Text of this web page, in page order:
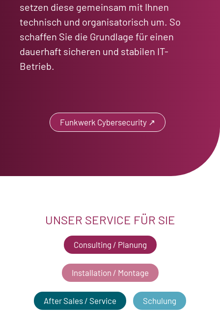
setzen diese gemeinsam mit Ihnen
technisch und organisatorisch um. So
schaffen Sie die Grundlage für einen
dauerhaft sicheren und stabilen IT-
Betrieb.
Funkwerk Cybersecurity ↗
UNSER SERVICE FÜR SIE
Consulting / Planung
Installation / Montage
After Sales / Service Schulung